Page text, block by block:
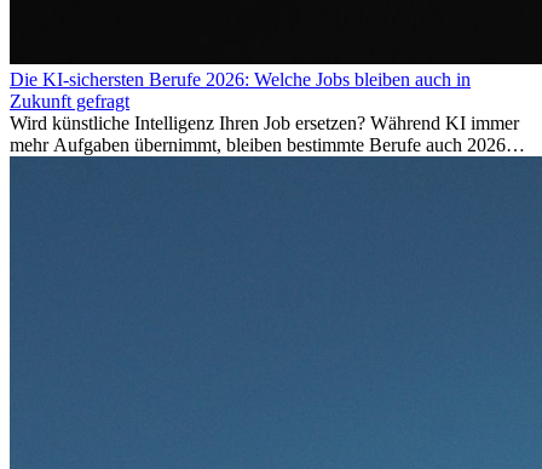
Die KI-sichersten Berufe 2026: Welche Jobs bleiben auch in
Zukunft gefragt
Wird künstliche Intelligenz Ihren Job ersetzen? Während KI immer
mehr Aufgaben übernimmt, bleiben bestimmte Berufe auch 2026